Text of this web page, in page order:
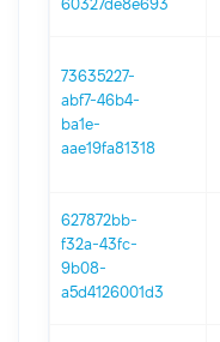
60327de8e693
73635227-
abf7-46b4-
ba1e-
aae19fa81318
627872bb-
f32a-43fc-
9b08-
a5d4126001d3